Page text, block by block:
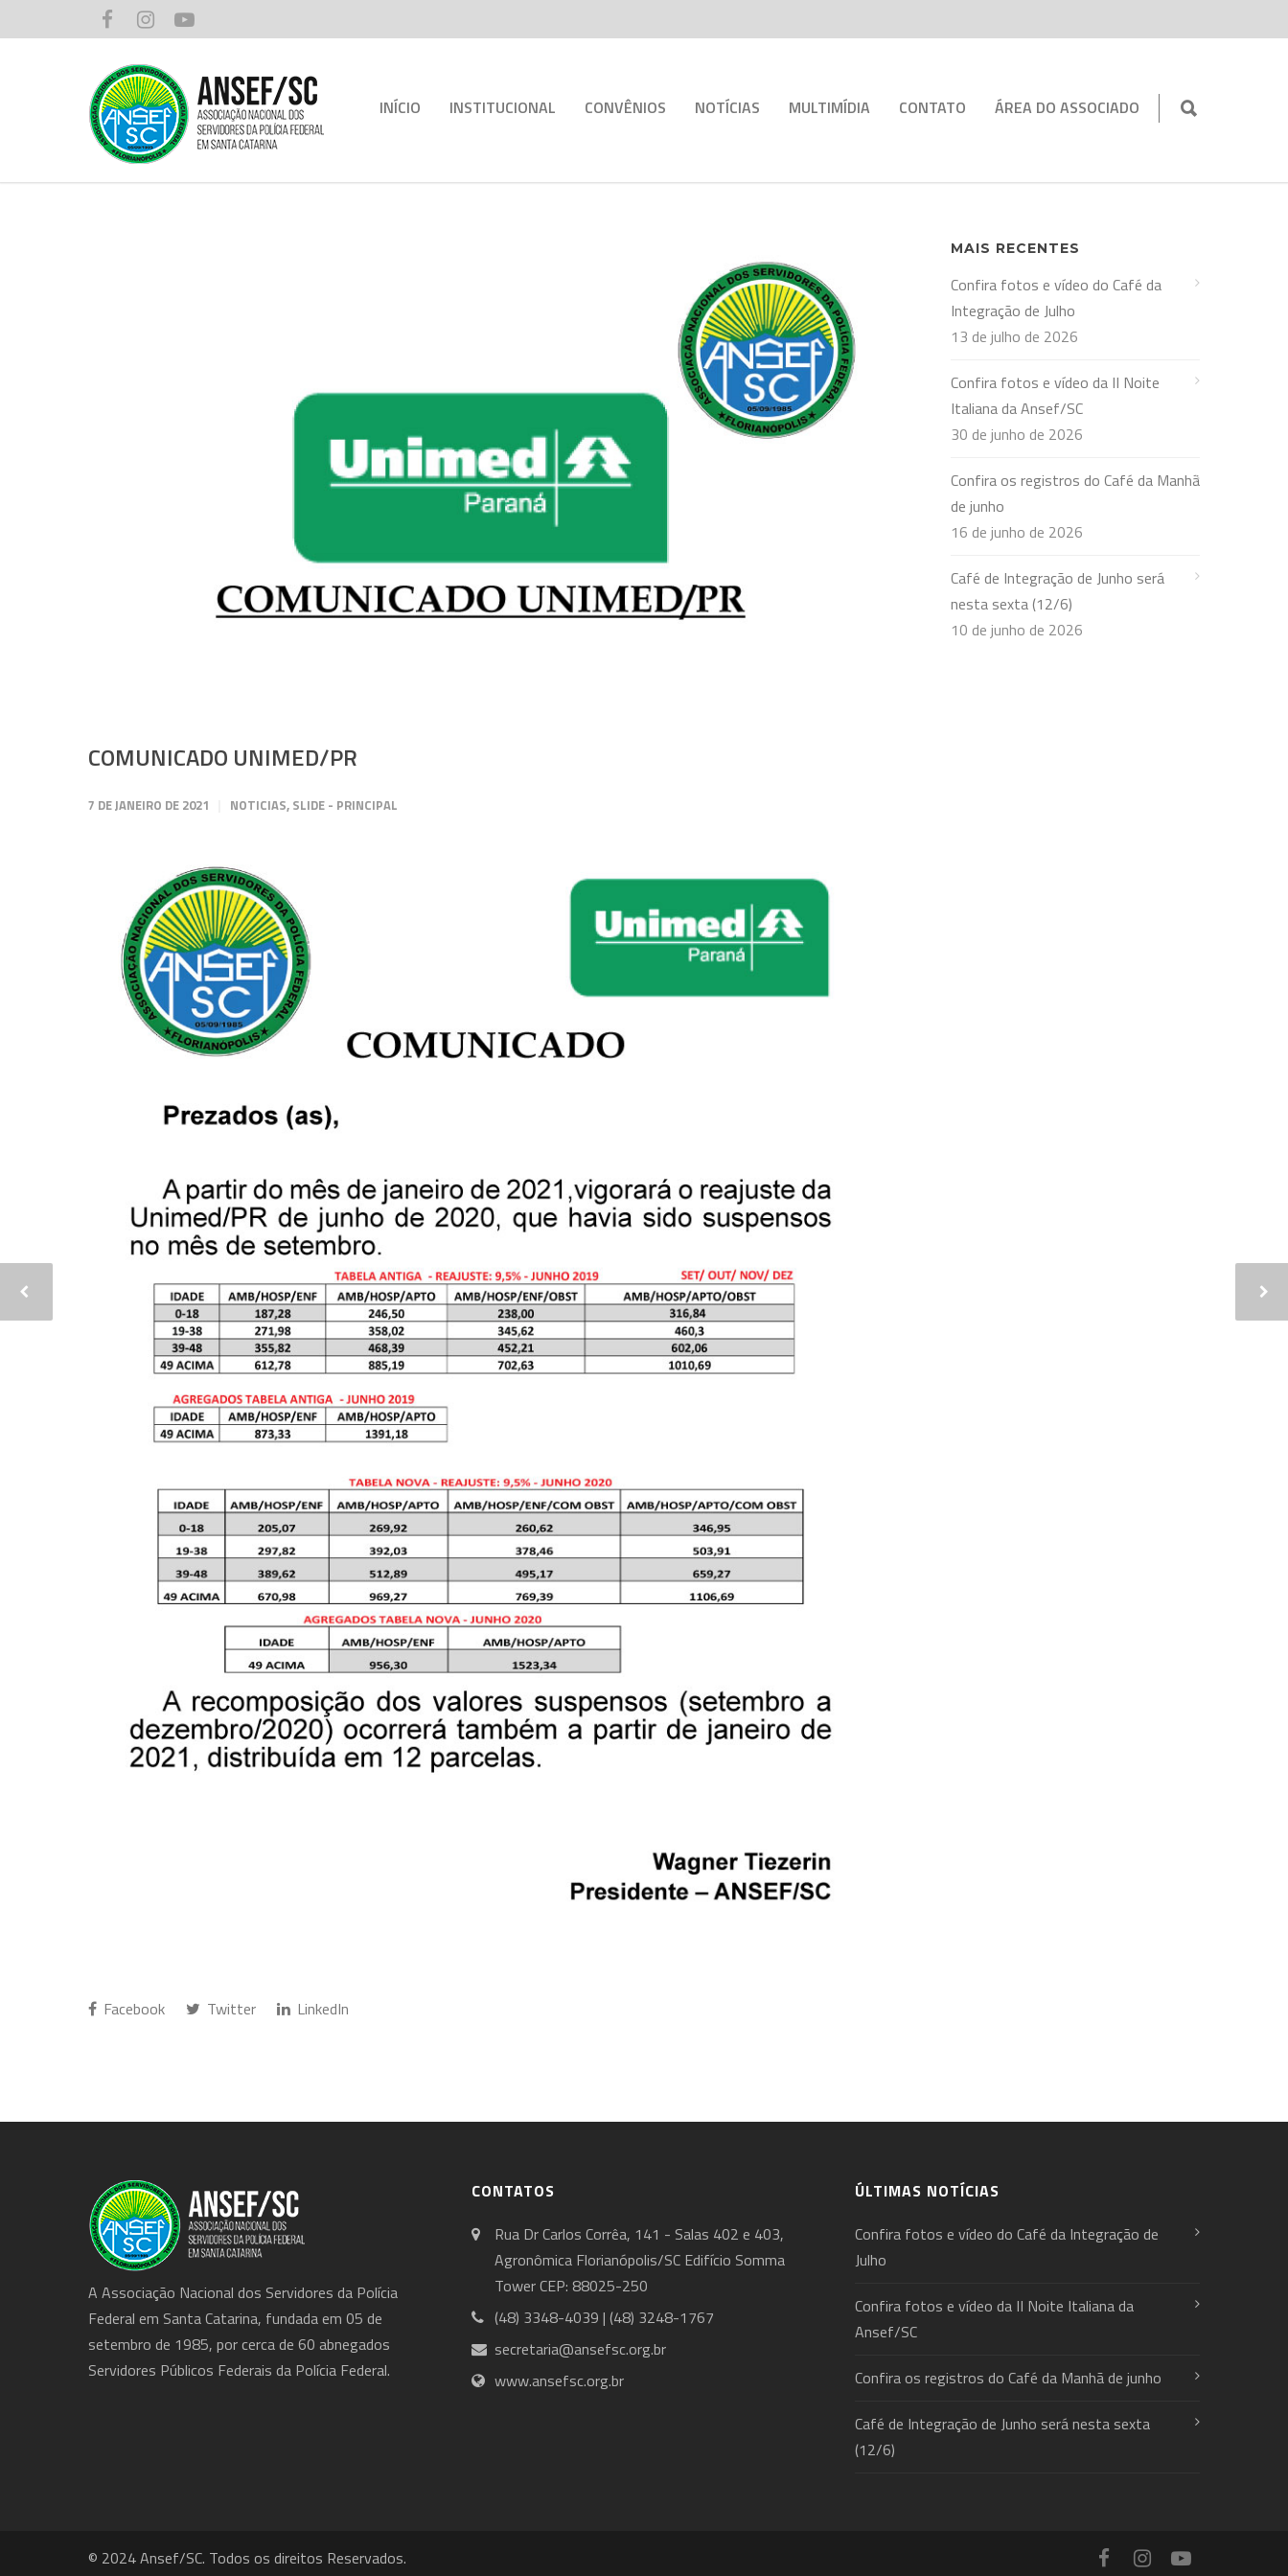
INÍCIO INSTITUCIONAL CONVÊNIOS NOTÍCIAS MULTIMÍDIA CONTATO ÁREA DO ASSOCIADO
COMUNICADO UNIMED/PR
7 DE JANEIRO DE 2021 NOTICIAS, SLIDE - PRINCIPAL
Facebook Twitter LinkedIn
MAIS RECENTES
Confira fotos e vídeo do Café da
Integração de Julho
13 de julho de 2026
Confira fotos e vídeo da II Noite
Italiana da Ansef/SC
30 de junho de 2026
Confira os registros do Café da Manhã
de junho
16 de junho de 2026
Café de Integração de Junho será
nesta sexta (12/6)
10 de junho de 2026
A Associação Nacional dos Servidores da Polícia
Federal em Santa Catarina, fundada em 05 de
setembro de 1985, por cerca de 60 abnegados
Servidores Públicos Federais da Polícia Federal.
CONTATOS
Rua Dr Carlos Corrêa, 141 - Salas 402 e 403,
Agronômica Florianópolis/SC Edifício Somma
Tower CEP: 88025-250
(48) 3348-4039 | (48) 3248-1767
secretaria@ansefsc.org.br
www.ansefsc.org.br
ÚLTIMAS NOTÍCIAS
Confira fotos e vídeo do Café da Integração de
Julho
Confira fotos e vídeo da II Noite Italiana da
Ansef/SC
Confira os registros do Café da Manhã de junho
Café de Integração de Junho será nesta sexta
(12/6)
© 2024 Ansef/SC. Todos os direitos Reservados.